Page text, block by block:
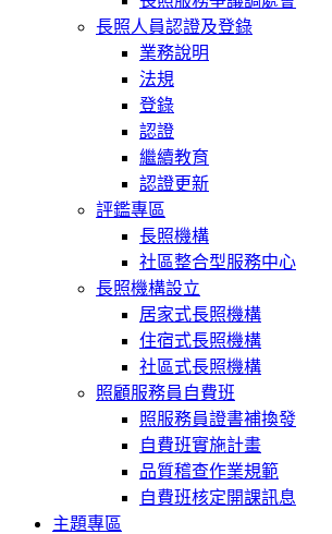
長照人員認證及登錄
業務說明
法規
登錄
認證
繼續教育
認證更新
評鑑專區
長照機構
社區整合型服務中心
長照機構設立
居家式長照機構
住宿式長照機構
社區式長照機構
照顧服務員自費班
照服務員證書補換發
自費班實施計畫
品質稽查作業規範
自費班核定開課訊息
主題專區